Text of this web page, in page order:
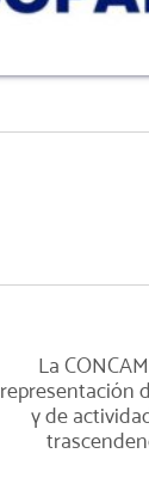
La
representación
y de